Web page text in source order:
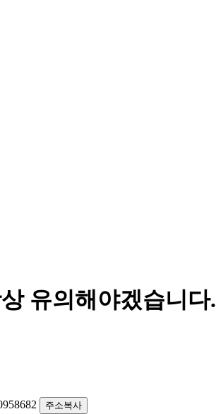
유의해야겠습니다.
주소복사